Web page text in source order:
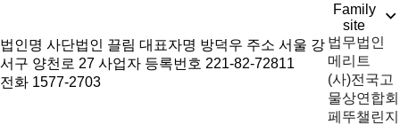
법인명 사단법인 끌림 대표자명 방덕우 주소 서울 강
서구 양천로 27 사업자 등록번호 221-82-72811
전화 1577-2703
Family
site
법무법인
메리트
(사)전국고
물상연합회
페뚜챌린지